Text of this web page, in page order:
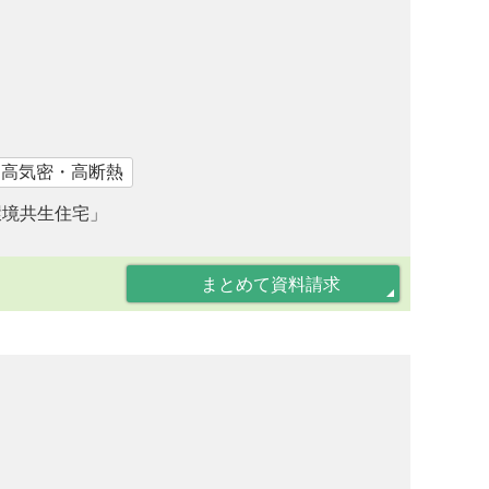
気密・高断熱
共生住宅」